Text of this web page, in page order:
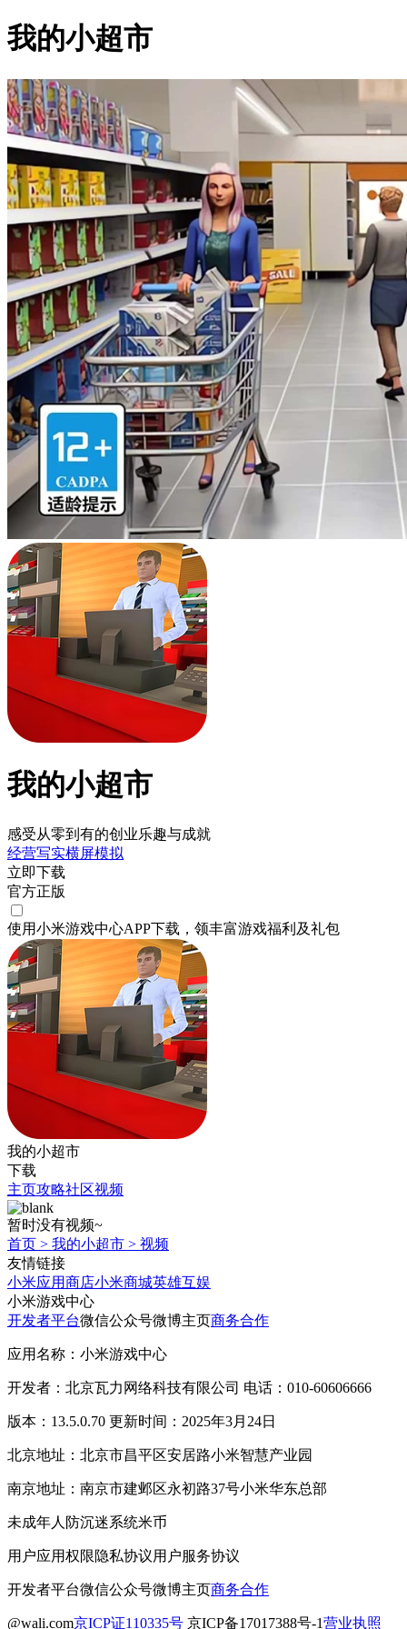
我的小超市
我的小超市
感受从零到有的创业乐趣与成就
经营写实横屏模拟
立即下载
官方正版
使用小米游戏中心APP下载 ，领丰富游戏福利 及礼包
我的小超市
下载
主页攻略社区视频
暂时没有视频~
首页 > 我的小超市 > 视频
友情链接
小米应用商店小米商城英雄互娱
小米游戏中心
开发者平台微信公众号微博主页商务合作
应用名称：小米游戏中心
开发者：北京瓦力网络科技有限公司 电话：010-60606666
版本：13.5.0.70 更新时间：2025年3月24日
北京地址：北京市昌平区安居路小米智慧产业园
南京地址：南京市建邺区永初路37号小米华东总部
未成年人防沉迷系统米币
用户应用权限隐私协议用户服务协议
开发者平台微信公众号微博主页商务合作
@wali.com京ICP证110335号 京ICP备17017388号-1营业执照